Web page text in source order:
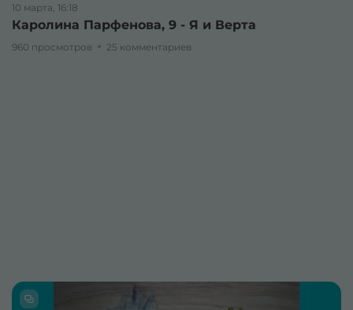
10 марта, 16:18
Каролина Парфенова, 9 - Я и Верта
960 просмотров 25 комментариев